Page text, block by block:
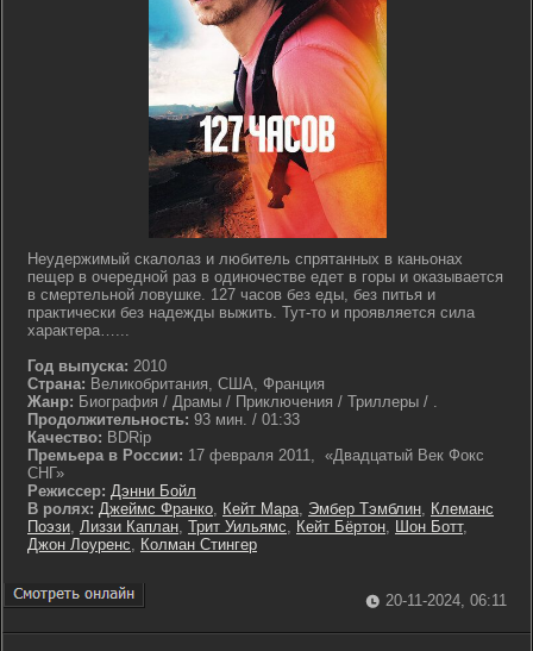
Неудержимый скалолаз и любитель спрятанных в каньонах
пещер в очередной раз в одиночестве едет в горы и оказывается
в смертельной ловушке. 127 часов без еды, без питья и
практически без надежды выжить. Тут-то и проявляется сила
характера…...
Год выпуска: 2010
Страна: Великобритания, США, Франция
Жанр: Биография / Драмы / Приключения / Триллеры / .
Продолжительность: 93 мин. / 01:33
Качество: BDRip
Премьера в России: 17 февраля 2011, «Двадцатый Век Фокс
СНГ»
Режиссер: Дэнни Бойл
В ролях: Джеймс Франко, Кейт Мара, Эмбер Тэмблин, Клеманс
Поэзи, Лиззи Каплан, Трит Уильямс, Кейт Бёртон, Шон Ботт,
Джон Лоуренс, Колман Стингер
20-11-2024, 06:11